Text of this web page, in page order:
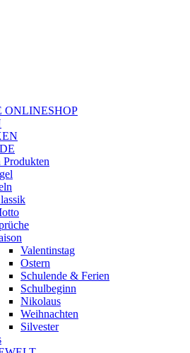
ONLINESHOP
Produkten
Valentinstag
Ostern
Schulende & Ferien
Schulbeginn
Nikolaus
Weihnachten
Silvester